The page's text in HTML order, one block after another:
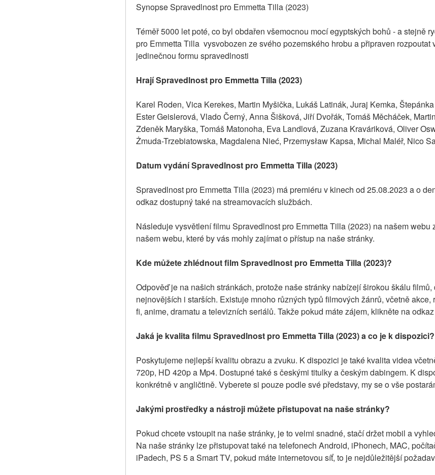
Synopse Spravedlnost pro Emmetta Tilla (2023)
Téměř 5000 let poté, co byl obdařen všemocnou mocí egyptských bohů - a stejně
pro Emmetta Tilla  vysvobozen ze svého pozemského hrobu a připraven rozpoutat
jedinečnou formu spravedlnosti
Hrají Spravedlnost pro Emmetta Tilla (2023)
Karel Roden, Vica Kerekes, Martin Myšička, Lukáš Latinák, Juraj Kemka,
Ester Geislerová, Vlado Černý, Anna Šišková, Jiří Dvořák, Tomáš Měcháček,
Zdeněk Maryška, Tomáš Matonoha, Eva Landlová, Zuzana Kraváriková, Oliver
Żmuda-Trzebiatowska, Magdalena Nieć, Przemysław Kapsa, Michal Maléř, Nico
Datum vydání Spravedlnost pro Emmetta Tilla (2023)
Spravedlnost pro Emmetta Tilla (2023) má premiéru v kinech od 25.08.2023 a o
odkaz dostupný také na streamovacích službách.
Následuje vysvětlení filmu Spravedlnost pro Emmetta Tilla (2023) na našem webu
našem webu, které by vás mohly zajímat o přístup na naše stránky.
Kde můžete zhlédnout film Spravedlnost pro Emmetta Tilla (2023)?
Odpověď je na našich stránkách, protože naše stránky nabízejí širokou škálu
nejnovějších i starších. Existuje mnoho různých typů filmových žánrů, včetně akce,
fi, anime, dramatu a televizních seriálů. Takže pokud máte zájem, klikněte na
Jaká je kvalita filmu Spravedlnost pro Emmetta Tilla (2023) a co je k dispozici?
Poskytujeme nejlepší kvalitu obrazu a zvuku. K dispozici je také kvalita videa
720p, HD 420p a Mp4. Dostupné také s českými titulky a českým dabingem. K
konkrétně v angličtině. Vyberete si pouze podle své představy, my se o vše
Jakými prostředky a nástroji můžete přistupovat na naše stránky?
Pokud chcete vstoupit na naše stránky, je to velmi snadné, stačí držet mobil a
Na naše stránky lze přistupovat také na telefonech Android, iPhonech, MAC,
iPadech, PS 5 a Smart TV, pokud máte internetovou síť, to je nejdůležitější